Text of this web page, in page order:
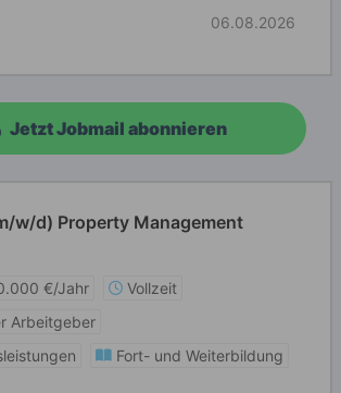
06.08.2026
Jetzt Jobmail abonnieren
w/d) Property Management
€/Jahr
Vollzeit
Arbeitgeber
Fort- und Weiterbildung